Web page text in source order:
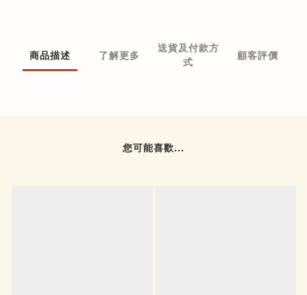
商品描述 了解更多
送貨及付款方
式
顧客評價
您可能喜歡...